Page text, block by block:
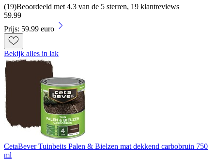
(19)Beoordeeld met 4.3 van de 5 sterren, 19 klantreviews
59.99
Prijs: 59.99 euro
Bekijk alles in lak
CetaBever Tuinbeits Palen & Bielzen mat dekkend carbobruin 750
ml